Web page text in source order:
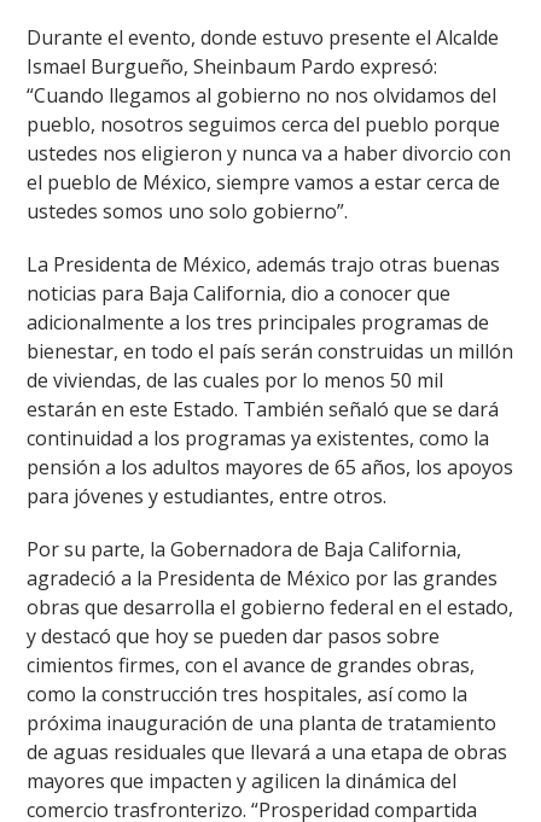
Durante el evento, donde estuvo presente el Alcalde
Ismael Burgueño, Sheinbaum Pardo expresó:
“Cuando llegamos al gobierno no nos olvidamos del
pueblo, nosotros seguimos cerca del pueblo porque
ustedes nos eligieron y nunca va a haber divorcio con
el pueblo de México, siempre vamos a estar cerca de
ustedes somos uno solo gobierno”.
La Presidenta de México, además trajo otras buenas
noticias para Baja California, dio a conocer que
adicionalmente a los tres principales programas de
bienestar, en todo el país serán construidas un millón
de viviendas, de las cuales por lo menos 50 mil
estarán en este Estado. También señaló que se dará
continuidad a los programas ya existentes, como la
pensión a los adultos mayores de 65 años, los apoyos
para jóvenes y estudiantes, entre otros.
Por su parte, la Gobernadora de Baja California,
agradeció a la Presidenta de México por las grandes
obras que desarrolla el gobierno federal en el estado,
y destacó que hoy se pueden dar pasos sobre
cimientos firmes, con el avance de grandes obras,
como la construcción tres hospitales, así como la
próxima inauguración de una planta de tratamiento
de aguas residuales que llevará a una etapa de obras
mayores que impacten y agilicen la dinámica del
comercio trasfronterizo. “Prosperidad compartida